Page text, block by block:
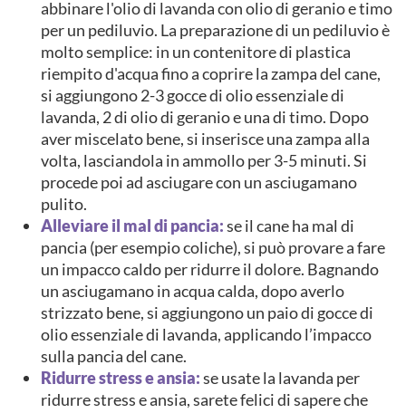
abbinare l'olio di lavanda con olio di geranio e timo
per un pediluvio. La preparazione di un pediluvio è
molto semplice: in un contenitore di plastica
riempito d'acqua fino a coprire la zampa del cane,
si aggiungono 2-3 gocce di olio essenziale di
lavanda, 2 di olio di geranio e una di timo. Dopo
aver miscelato bene, si inserisce una zampa alla
volta, lasciandola in ammollo per 3-5 minuti. Si
procede poi ad asciugare con un asciugamano
pulito.
Alleviare il mal di pancia:se il cane ha mal di
pancia (per esempio coliche), si può provare a fare
un impacco caldo per ridurre il dolore. Bagnando
un asciugamano in acqua calda, dopo averlo
strizzato bene, si aggiungono un paio di gocce di
olio essenziale di lavanda, applicando l’impacco
sulla pancia del cane.
Ridurre stress e ansia:se usate la lavanda per
ridurre stress e ansia, sarete felici di sapere che